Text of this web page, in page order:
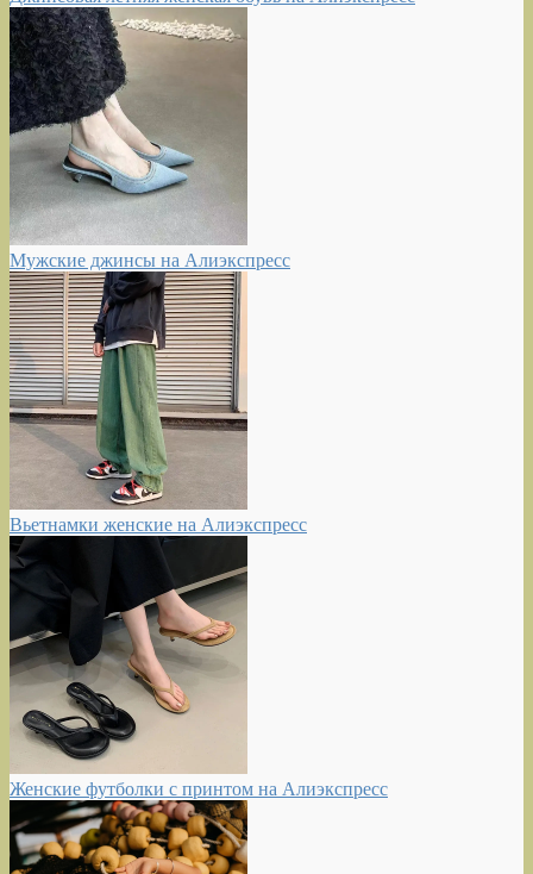
Мужские джинсы на Алиэкспресс
Вьетнамки женские на Алиэкспресс
Женские футболки с принтом на Алиэкспресс